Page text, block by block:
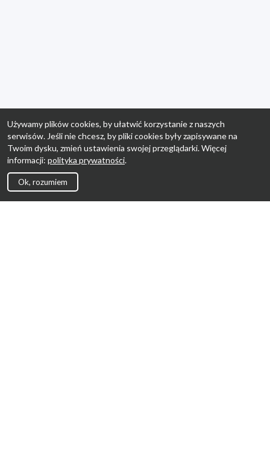
Używamy plików cookies, by ułatwić korzystanie z naszych
serwisów. Jeśli nie chcesz, by pliki cookies były zapisywane na
Twoim dysku, zmień ustawienia swojej przeglądarki. Więcej
informacji: polityka prywatności.
Ok, rozumiem